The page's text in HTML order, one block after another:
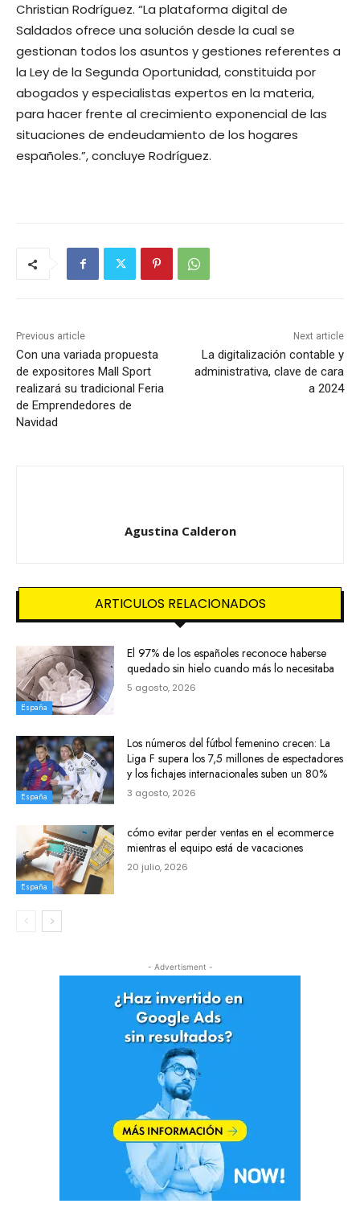
Christian Rodríguez. “La plataforma digital de
Saldados ofrece una solución desde la cual se
gestionan todos los asuntos y gestiones referentes a
la Ley de la Segunda Oportunidad, constituida por
abogados y especialistas expertos en la materia,
para hacer frente al crecimiento exponencial de las
situaciones de endeudamiento de los hogares
españoles.”, concluye Rodríguez.
Previous article
Con una variada propuesta
de expositores Mall Sport
realizará su tradicional Feria
de Emprendedores de
Navidad
Next article
La digitalización contable y
administrativa, clave de cara
a 2024
Agustina Calderon
ARTICULOS RELACIONADOS
España
El 97% de los españoles reconoce haberse
quedado sin hielo cuando más lo necesitaba
5 agosto, 2026
España
Los números del fútbol femenino crecen: La
Liga F supera los 7,5 millones de espectadores
y los fichajes internacionales suben un 80%
3 agosto, 2026
España
cómo evitar perder ventas en el ecommerce
mientras el equipo está de vacaciones
20 julio, 2026
- Advertisment -